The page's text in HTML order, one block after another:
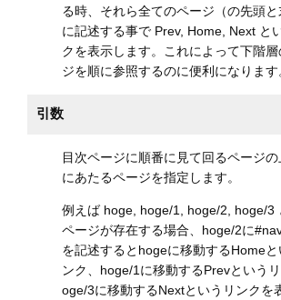
る時、それら全てのページ（の先頭と
に記述する事で Prev, Home, Next と
クを表示します。これによって下階層
ジを順に参照するのに便利になります
引数
目次ページに順番に見て回るページ
にあたるページを指定します。
例えば hoge, hoge/1, hoge/2, hoge/3
ページが存在する場合、hoge/2に
を記述するとhogeに移動するHomeと
ンク、hoge/1に移動するPrevという
oge/3に移動するNextというリンクを